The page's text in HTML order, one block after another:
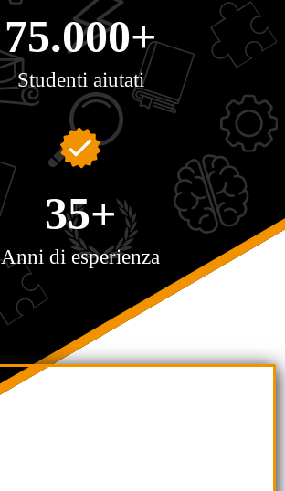
75.000+
Studenti aiutati
35+
Anni di esperienza